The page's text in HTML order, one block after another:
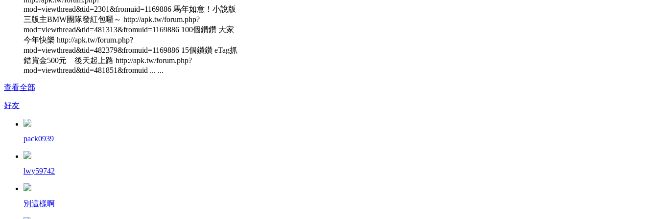
mod=viewthread&tid=2301&fromuid=1169886 馬年如意！小說版
三版主BMW團隊發紅包囉～ http://apk.tw/forum.php?
mod=viewthread&tid=481313&fromuid=1169886 100個鑽鑽 大家
今年快樂 http://apk.tw/forum.php?
mod=viewthread&tid=482379&fromuid=1169886 15個鑽鑽 eTag抓
錯賞金500元 後天起上路 http://apk.tw/forum.php?
mod=viewthread&tid=481851&fromuid ... ...
查看全部
好友
pack0939
lwy59742
別這樣啊